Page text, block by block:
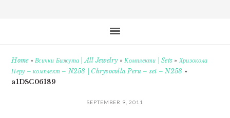
Home»Всички Бижута | All Jewelry »Комплекти | Sets »Хризокола
Перу – комплект – N258 | Chrysocolla Peru – set – N258 »
a1DSC06189
SEPTEMBER 9, 2011